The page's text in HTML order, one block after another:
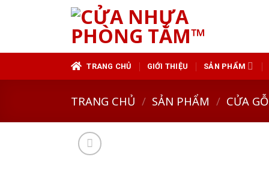
TRANG CHỦ GIỚI THIỆU SẢN PHẨM
TRANG CHỦ / SẢN PHẨM / CỬA GỖ